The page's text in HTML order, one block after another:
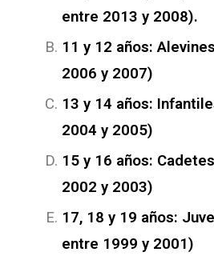
entre 2013 y 2008).
11 y 12 años:
2006 y 2007)
13 y 14 años:
2004 y 2005)
15 y 16 años:
2002 y 2003)
17, 18 y 19 años:
entre 1999 y 2001)